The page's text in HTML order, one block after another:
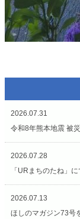
2026.07.31
令和8年熊本地震 被
2026.07.28
「URまちのたね」にて、
2026.07.13
ほしのマガジン73号